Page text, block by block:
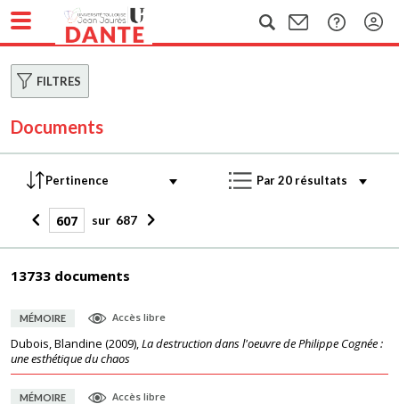
FILTRES
Documents
sur 687
13733 documents
MÉMOIRE Accès libre
Dubois, Blandine (2009),La destruction dans l'oeuvre de Philippe Cognée :
une esthétique du chaos
MÉMOIRE Accès libre